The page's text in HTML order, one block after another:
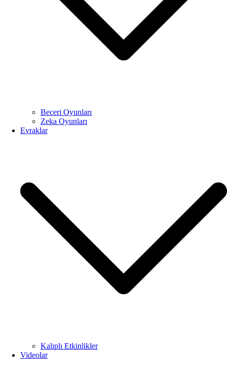
Beceri Oyunları
Zeka Oyunları
Evraklar
Kalıplı Etkinlikler
Videolar